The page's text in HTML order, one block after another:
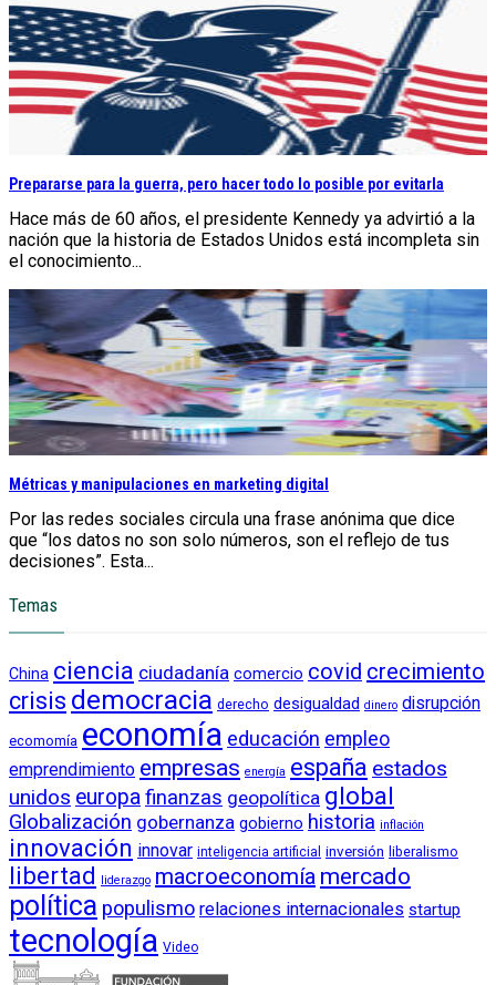
Prepararse para la guerra, pero hacer todo lo posible por evitarla
Hace más de 60 años, el presidente Kennedy ya advirtió a la
nación que la historia de Estados Unidos está incompleta sin
el conocimiento...
Métricas y manipulaciones en marketing digital
Por las redes sociales circula una frase anónima que dice
que “los datos no son solo números, son el reflejo de tus
decisiones”. Esta...
Temas
China ciencia ciudadanía comercio covid crecimiento
crisis democracia derecho desigualdad dinero disrupción
ecomomía economía educación empleo
emprendimiento empresas energía españa estados
unidos europafinanzas geopolítica global
Globalización gobernanza gobierno historia inflación
innovación innovar inteligencia artificial inversión liberalismo
libertad liderazgo macroeconomía mercado
política populismo relaciones internacionales startup
tecnología Video